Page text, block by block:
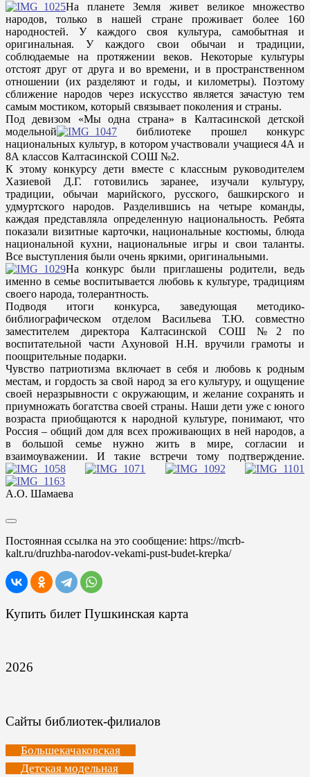
На планете Земля живет великое множество
народов, только в нашей стране проживает более 160
народностей. У каждого своя культура, самобытная и
оригинальная. У каждого свои обычаи и традиции,
соблюдаемые на протяжении веков. Некоторые культуры
отстоят друг от друга и во времени, и в пространственном
отношении (их разделяют и годы, и километры). Поэтому
сближение народов через искусство является зачастую тем
самым мостиком, который связывает поколения и страны.
Под девизом «Мы одна страна» в Калтасинской детской
модельной
библиотеке прошел конкурс
национальных культур, в котором участвовали учащиеся 4А и
8А классов Калтасинской СОШ №2.
К этому конкурсу дети вместе с классным руководителем
Хазиевой Д.Г. готовились заранее, изучали культуру,
традиции, обычаи марийского, русского, башкирского и
удмуртского народов. Разделившись на четыре команды,
каждая представляла определенную национальность. Ребята
показали визитные карточки, национальные костюмы, блюда
национальной кухни, национальные игры и свои таланты.
Все выступления были очень яркими, оригинальными.
На конкурс были приглашены родители, ведь
именно в семье воспитывается любовь к культуре, традициям
своего народа, толерантность.
Подводя итоги конкурса, заведующая методико-
библиографическом отделом Васильева Т.Ю. совместно
заместителем директора Калтасинской СОШ №2 по
воспитательной части Ахуновой Н.Н. вручили грамоты и
поощрительные подарки.
Чувство патриотизма включает в себя и любовь к родным
местам, и гордость за свой народ за его культуру, и ощущение
своей неразрывности с окружающим, и желание сохранять и
приумножать богатства своей страны. Наши дети уже с юного
возраста приобщаются к народной культуре, понимают, что
Россия – общий дом для всех проживающих в ней народов, а
в большой семье нужно жить в мире, согласии и
взаимоуважении. И такие встречи тому подтверждение.
А.О. Шамаева
Постоянная ссылка на это сообщение: https://mcrb-
kalt.ru/druzhba-narodov-vekami-pust-budet-krepka/
Купить билет Пушкинская карта
2026
Сайты библиотек-филиалов
Большекачаковская
Детская модельная